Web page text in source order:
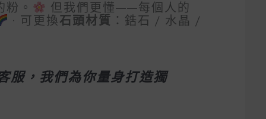
。
但我們更懂——每個人的
· 可更換石頭材質 ：鋯石 / 水晶 /
服，我們為你量身打造獨